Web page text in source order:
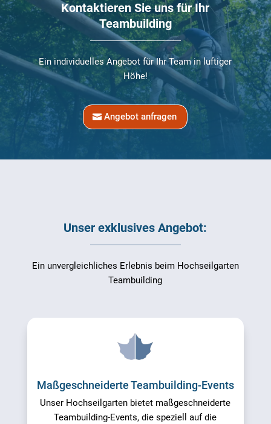
Kontaktieren Sie uns für Ihr
Teambuilding
Ein individuelles Angebot für Ihr Team in luftiger
Höhe!
Angebot anfragen
Unser exklusives Angebot:
Ein unvergleichliches Erlebnis beim Hochseilgarten
Teambuilding
Maßgeschneiderte Teambuilding-Events
Unser Hochseilgarten bietet maßgeschneiderte
Teambuilding-Events, die speziell auf die